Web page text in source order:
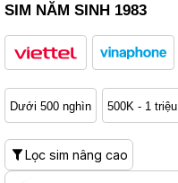
SIM NĂM SINH 1983
Dưới 500 nghìn 500K - 1 triệu
Lọc sim nâng cao